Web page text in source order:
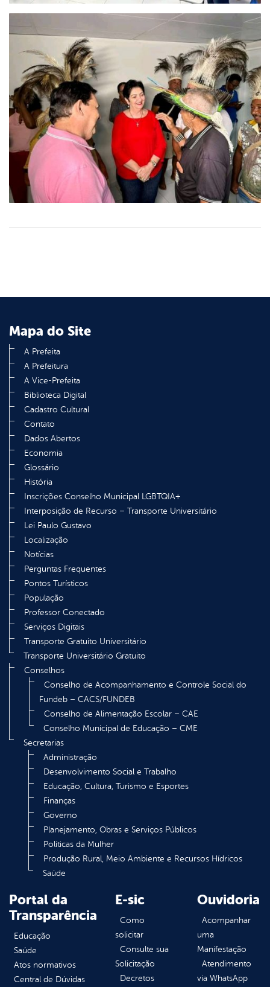
Mapa do Site
A Prefeita
A Prefeitura
A Vice-Prefeita
Biblioteca Digital
Cadastro Cultural
Contato
Dados Abertos
Economia
Glossário
História
Inscrições Conselho Municipal LGBTQIA+
Interposição de Recurso – Transporte Universitário
Lei Paulo Gustavo
Localização
Notícias
Perguntas Frequentes
Pontos Turísticos
População
Professor Conectado
Serviços Digitais
Transporte Gratuito Universitário
Transporte Universitário Gratuito
Conselhos
Conselho de Acompanhamento e Controle Social do
Fundeb – CACS/FUNDEB
Conselho de Alimentação Escolar – CAE
Conselho Municipal de Educação – CME
Secretarias
Administração
Desenvolvimento Social e Trabalho
Educação, Cultura, Turismo e Esportes
Finanças
Governo
Planejamento, Obras e Serviços Públicos
Políticas da Mulher
Produção Rural, Meio Ambiente e Recursos Hídricos
Saúde
Portal da
Transparência
Educação
Saúde
Atos normativos
Central de Dúvidas
E-sic
Como
solicitar
Consulte sua
Solicitação
Decretos
Ouvidoria
Acompanhar
uma
Manifestação
Atendimento
via WhatsApp